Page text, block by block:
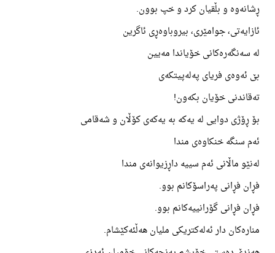
ڕشانەوە و بڵقیان کرد و خپ بوون.
ئازایەتی، جوامێری، بیروباوەڕی ئاگرین
لە سەنگەرەکانی خۆیاندا مەیین
بێ ئەوەی فریای پەلەپیتکەی
تەقاندنی خۆیان بکەون!
بۆ ڕۆژی دوایی لە یەکە بە یەکەی کۆڵان و شەقامی
ئەم سنگە خنکاوەی مندا
لەنێو ماڵانی ئەم سییە داڕزیوانەی مندا
فڕان فڕانی پەراسۆکانم بوو.
فڕان فڕانی گۆرانییەکانم بوو.
منارەکان دار ئەلەکتریکی ملیان هەڵئەکێشام.